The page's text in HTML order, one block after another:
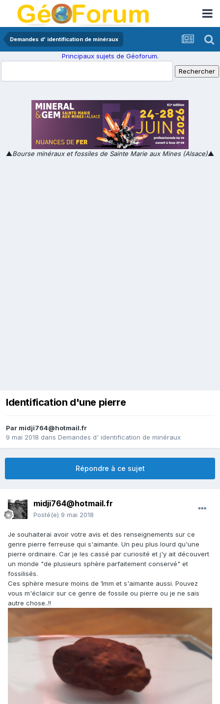
Demandes d' identification de minéraux
Principaux sujets de Géoforum.
▲Bourse minéraux et fossiles de Sainte Marie aux Mines (Alsace)▲
Identification d'une pierre
Par midji764@hotmail.fr
9 mai 2018 dans Demandes d' identification de minéraux
Répondre à ce sujet
midji764@hotmail.fr
Posté(e) 9 mai 2018
Je souhaiterai avoir votre avis et des renseignements sur ce
genre pierre ferreuse qui s'aimante. Un peu plus lourd qu'une
pierre ordinaire. Car je les cassé par curiosité et j'y ait découvert
un monde "de plusieurs sphère parfaitement conservé" et
fossilisés.
Ces sphère mesure moins de 1mm et s'aimante aussi. Pouvez
vous m'éclaicir sur ce genre de fossile ou pierre ou je ne sais
autre chose..!!